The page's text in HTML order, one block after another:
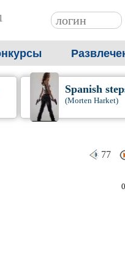
Spanish
(Morten Harket)
77